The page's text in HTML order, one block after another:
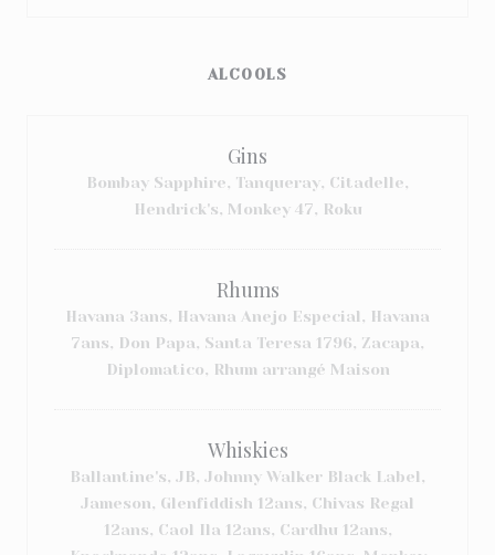
ALCOOLS
Gins
Bombay Sapphire, Tanqueray, Citadelle,
Hendrick's, Monkey 47, Roku
Rhums
Havana 3ans, Havana Anejo Especial, Havana
7ans, Don Papa, Santa Teresa 1796, Zacapa,
Diplomatico, Rhum arrangé Maison
Whiskies
Ballantine's, JB, Johnny Walker Black Label,
Jameson, Glenfiddish 12ans, Chivas Regal
12ans, Caol Ila 12ans, Cardhu 12ans,